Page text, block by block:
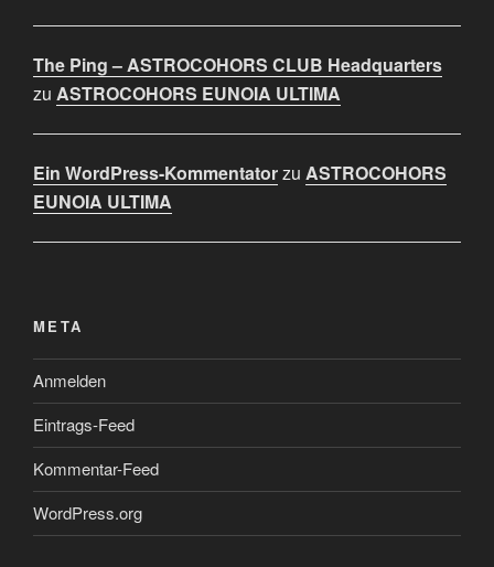
The Ping – ASTROCOHORS CLUB Headquarters
zu ASTROCOHORS EUNOIA ULTIMA
Ein WordPress-Kommentatorzu ASTROCOHORS
EUNOIA ULTIMA
META
Anmelden
Eintrags-Feed
Kommentar-Feed
WordPress.org